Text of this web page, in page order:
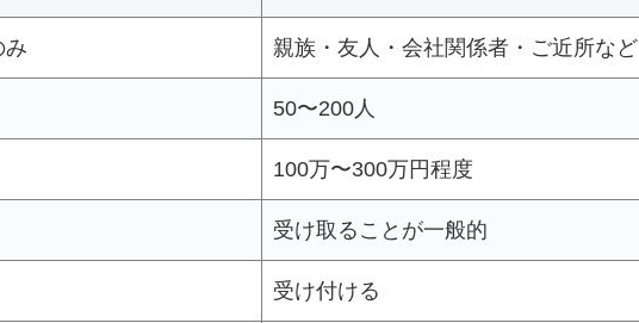
み 親族・友人・会社関係者・ご近所など
50〜200人
100万〜300万円程度
受け取ることが一般的
受け付ける